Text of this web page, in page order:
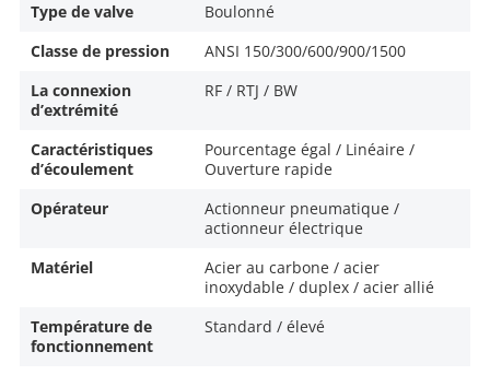
Type de valve
Boulonné
Classe de pression
ANSI 150/300/600/900/1500
La connexion
d’extrémité
RF / RTJ / BW
Caractéristiques
d’écoulement
Pourcentage égal / Linéaire /
Ouverture rapide
Opérateur
Actionneur pneumatique /
actionneur électrique
Matériel
Acier au carbone / acier
inoxydable / duplex / acier allié
Température de
fonctionnement
Standard / élevé